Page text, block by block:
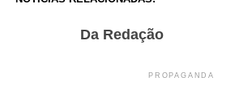
Da Redação
PROPAGANDA